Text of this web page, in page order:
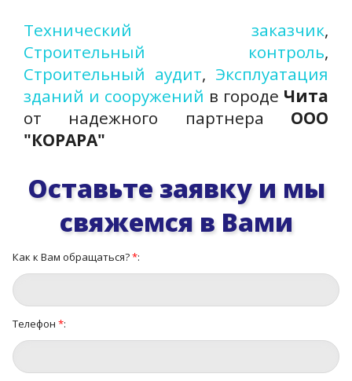
Технический заказчик,
Строительный контроль,
Строительный аудит, Эксплуатация
зданий и сооружений в городе Чита
от надежного партнера ООО
"КОРАРА"
Оставьте заявку и мы
свяжемся в Вами
Как к Вам обращаться?*:
Телефон *: